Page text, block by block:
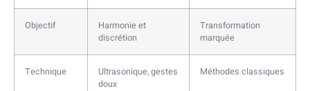
Objectif
Harmonie et
discrétion
Transformation
marquée
Technique
Ultrasonique, gestes
doux
Méthodes classiques